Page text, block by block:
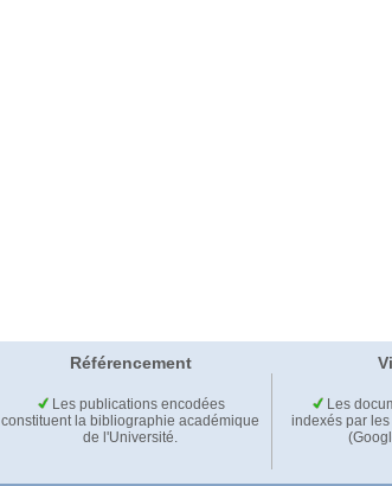
Référencement
Les publications encodées
constituent la bibliographie académique
de l'Université.
Les
indexés par